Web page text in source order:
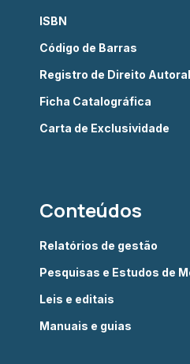
ISBN
Código de Barras
Registro de Direito
Ficha Catalográfica
Carta de Exclusividade
Conteúdos
Relatórios de gestão
Pesquisas e Estudos de
Leis e editais
Manuais e guias